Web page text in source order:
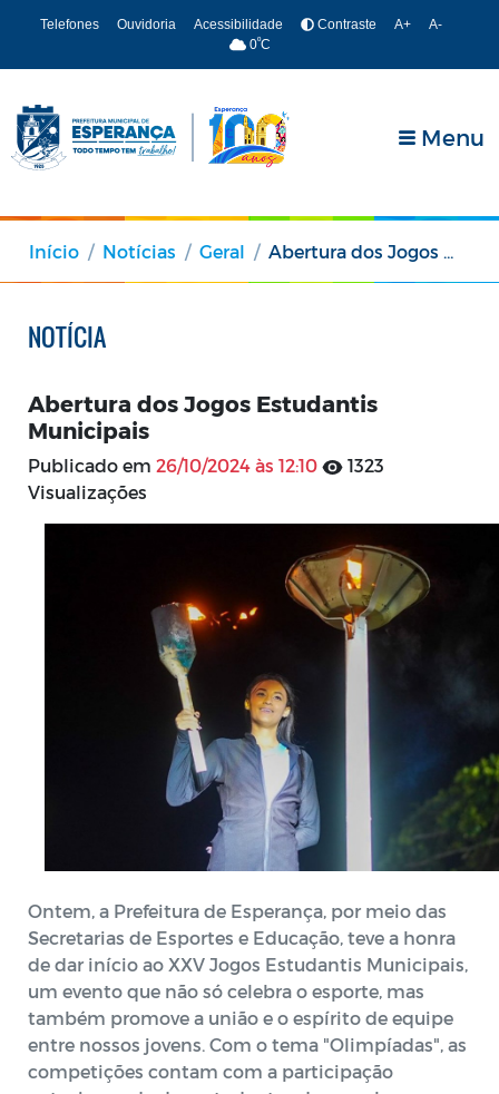
Telefones Ouvidoria Acessibilidade Contraste A+
A-
0ºC
Menu
Início Notícias Geral Abertura dos Jogos Estudantis Municipais
NOTÍCIA
Abertura dos Jogos Estudantis
Municipais
Publicado em 26/10/2024 às 12:10
1323
Visualizações
Ontem, a Prefeitura de Esperança, por meio das
Secretarias de Esportes e Educação, teve a honra
de dar início ao XXV Jogos Estudantis Municipais,
um evento que não só celebra o esporte, mas
também promove a união e o espírito de equipe
entre nossos jovens. Com o tema "Olimpíadas", as
competições contam com a participação